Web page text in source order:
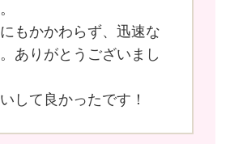
もかかわらず、迅速な
ありがとうございまし
して良かったです！